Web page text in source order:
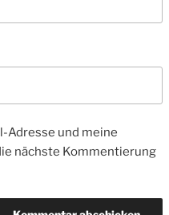
Adresse und meine
nächste Kommentierung